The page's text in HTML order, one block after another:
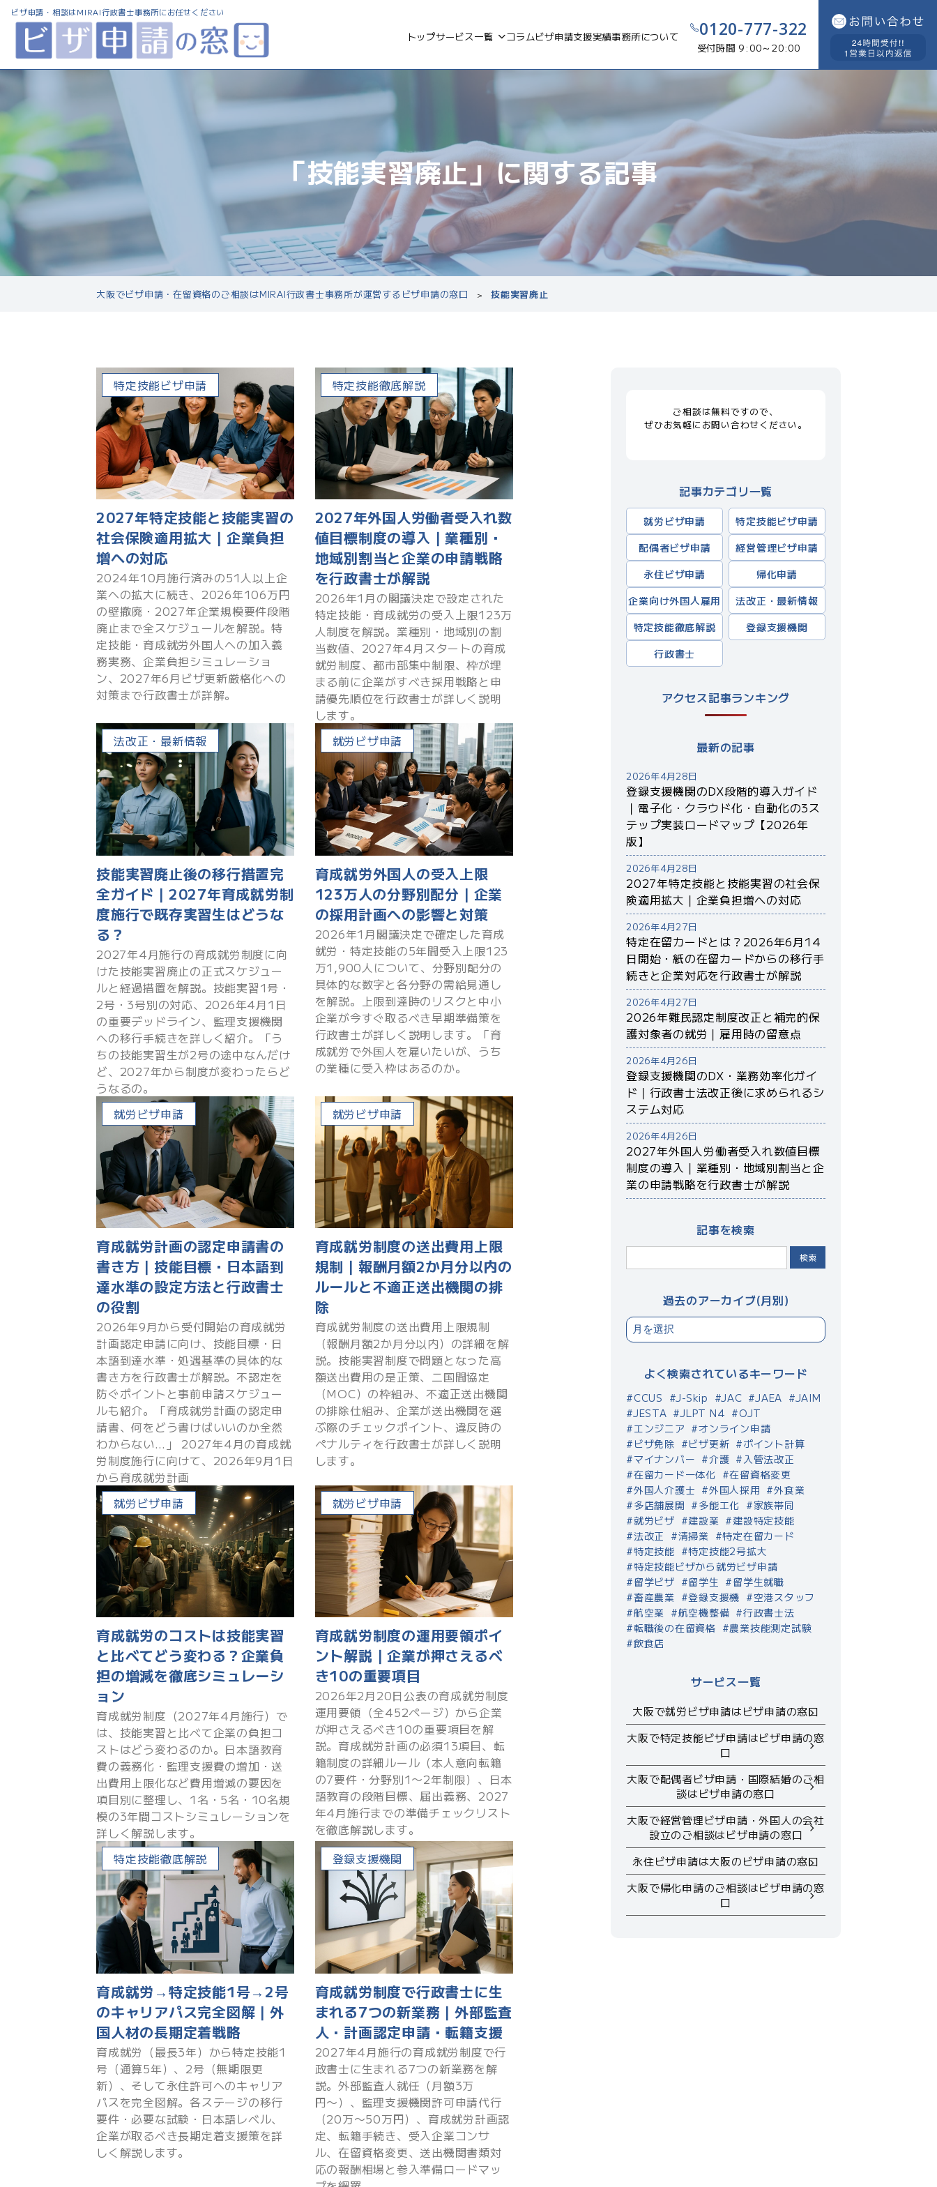
ビザ申請・相談はMIRAI行政書士事務所にお任せください
トップサービス一覧 コラムビザ申請支援実績事務所について 0120-777-322
受付時間 9:00～20:00
「技能実習廃止」に関する記事
大阪でビザ申請・在留資格のご相談はMIRAI行政書士事務所が運営するビザ申請の窓口 > 技能実習廃止
特定技能ビザ申請
2027年特定技能と技能実習の
社会保険適用拡大｜企業負担
増への対応
2024年10月施行済みの51人以上企
業への拡大に続き、2026年106万円
の壁撤廃・2027年企業規模要件段階
廃止まで全スケジュールを解説。特
定技能・育成就労外国人への加入義
務実務、企業負担シミュレーショ
ン、2027年6月ビザ更新厳格化への
対策まで行政書士が詳解。
特定技能徹底解説
2027年外国人労働者受入れ数
値目標制度の導入｜業種別・
地域別割当と企業の申請戦略
を行政書士が解説
2026年1月の閣議決定で設定された
特定技能・育成就労の受入上限123万
人制度を解説。業種別・地域別の割
当数値、2027年4月スタートの育成
就労制度、都市部集中制限、枠が埋
まる前に企業がすべき採用戦略と申
請優先順位を行政書士が詳しく説明
します。
法改正・最新情報
技能実習廃止後の移行措置完
全ガイド｜2027年育成就労制
度施行で既存実習生はどうな
る？
2027年4月施行の育成就労制度に向
けた技能実習廃止の正式スケジュー
ルと経過措置を解説。技能実習1号・
2号・3号別の対応、2026年4月1日
の重要デッドライン、監理支援機関
への移行手続きを詳しく紹介。「う
ちの技能実習生が2号の途中なんだけ
ど、2027年から制度が変わったらど
うなるの。
就労ビザ申請
育成就労外国人の受入上限
123万人の分野別配分｜企業
の採用計画への影響と対策
2026年1月閣議決定で確定した育成
就労・特定技能の5年間受入上限123
万1,900人について、分野別配分の
具体的な数字と各分野の需給見通し
を解説。上限到達時のリスクと中小
企業が今すぐ取るべき早期準備策を
行政書士が詳しく説明します。「育
成就労で外国人を雇いたいが、うち
の業種に受入枠はあるのか。
就労ビザ申請
育成就労計画の認定申請書の
書き方｜技能目標・日本語到
達水準の設定方法と行政書士
の役割
2026年9月から受付開始の育成就労
計画認定申請に向け、技能目標・日
本語到達水準・処遇基準の具体的な
書き方を行政書士が解説。不認定を
防ぐポイントと事前申請スケジュー
ルも紹介。「育成就労計画の認定申
請書、何をどう書けばいいのか全然
わからない…」 2027年4月の育成就
労制度施行に向けて、2026年9月1日
から育成就労計画
就労ビザ申請
育成就労制度の送出費用上限
規制｜報酬月額2か月分以内の
ルールと不適正送出機関の排
除
育成就労制度の送出費用上限規制
（報酬月額2か月分以内）の詳細を解
説。技能実習制度で問題となった高
額送出費用の是正策、二国間協定
（MOC）の枠組み、不適正送出機関
の排除仕組み、企業が送出機関を選
ぶ際のチェックポイント、違反時の
ペナルティを行政書士が詳しく説明
します。
就労ビザ申請
育成就労のコストは技能実習
と比べてどう変わる？企業負
担の増減を徹底シミュレーシ
ョン
育成就労制度（2027年4月施行）で
は、技能実習と比べて企業の負担コ
ストはどう変わるのか。日本語教育
費の義務化・監理支援費の増加・送
出費用上限化など費用増減の要因を
項目別に整理し、1名・5名・10名規
模の3年間コストシミュレーションを
詳しく解説します。
就労ビザ申請
育成就労制度の運用要領ポイ
ント解説｜企業が押さえるべ
き10の重要項目
2026年2月20日公表の育成就労制度
運用要領（全452ページ）から企業
が押さえるべき10の重要項目を解
説。育成就労計画の必須13項目、転
籍制度の詳細ルール（本人意向転籍
の7要件・分野別1〜2年制限）、日本
語教育の段階目標、届出義務、2027
年4月施行までの準備チェックリスト
を徹底解説します。
特定技能徹底解説
育成就労→特定技能1号→2号
のキャリアパス完全図解｜外
国人材の長期定着戦略
育成就労（最長3年）から特定技能1
号（通算5年）、2号（無期限更
新）、そして永住許可へのキャリア
パスを完全図解。各ステージの移行
要件・必要な試験・日本語レベル、
企業が取るべき長期定着支援策を詳
しく解説します。
登録支援機関
育成就労制度で行政書士に生
まれる7つの新業務｜外部監査
人・計画認定申請・転籍支援
2027年4月施行の育成就労制度で行
政書士に生まれる7つの新業務を解
説。外部監査人就任（月額3万
円〜）、監理支援機関許可申請代行
（20万〜50万円）、育成就労計画認
定、転籍手続き、受入企業コンサ
ル、在留資格変更、送出機関書類対
応の報酬相場と参入準備ロードマッ
ご相談は無料ですので、
ぜひお気軽にお問い合わせください。
記事カテゴリ一覧
就労ビザ申請
特定技能ビザ申請
配偶者ビザ申請
経営管理ビザ申請
永住ビザ申請
帰化申請
企業向け外国人雇用
法改正・最新情報
特定技能徹底解説
登録支援機関
行政書士
アクセス記事ランキング
最新の記事
登録支援機関のDX段階的導入ガイド
｜電子化・クラウド化・自動化の3ス
テップ実装ロードマップ【2026年
版】
2026年4月28日
2027年特定技能と技能実習の社会保
険適用拡大｜企業負担増への対応
2026年4月28日
特定在留カードとは？2026年6月14
日開始・紙の在留カードからの移行手
続きと企業対応を行政書士が解説
2026年4月27日
2026年難民認定制度改正と補完的保
護対象者の就労｜雇用時の留意点
2026年4月27日
登録支援機関のDX・業務効率化ガイ
ド｜行政書士法改正後に求められるシ
ステム対応
2026年4月26日
2027年外国人労働者受入れ数値目標
制度の導入｜業種別・地域別割当と企
業の申請戦略を行政書士が解説
2026年4月26日
記事を検索
検索
過去のアーカイブ(月別)
よく検索されているキーワード
CCUS J-Skip JAC JAEA
JAIM
JESTA
JLPT N4
OJT
エンジニア
オンライン申請
ビザ免除
ビザ更新
ポイント計算
マイナンバー
介護
入管法改正
在留カード一体化
在留資格変更
外国人介護士
外国人採用
外食業
多店舗展開
多能工化
家族帯同
就労ビザ
建設業
建設特定技能
法改正
清掃業
特定在留カード
特定技能
特定技能2号拡大
特定技能ビザから就労ビザ申請
留学ビザ
留学生
留学生就職
畜産農業
登録支援機
空港スタッフ
航空業
航空機整備
行政書士法
転職後の在留資格
農業技能測定試験
飲食店
サービス一覧
大阪で就労ビザ申請はビザ申請の窓口
大阪で特定技能ビザ申請はビザ申請の窓
口
大阪で配偶者ビザ申請・国際結婚のご相
談はビザ申請の窓口
大阪で経営管理ビザ申請・外国人の会社
設立のご相談はビザ申請の窓口
永住ビザ申請は大阪のビザ申請の窓口
大阪で帰化申請のご相談はビザ申請の窓
口